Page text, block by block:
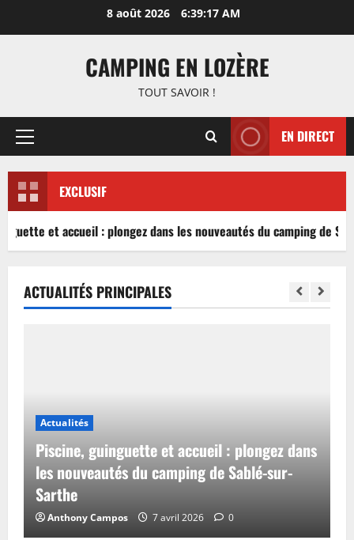
8 août 2026 6:39:17 AM
CAMPING EN LOZÈRE
TOUT SAVOIR !
Menu
EN DIRECT
EXCLUSIF
et accueil : plongez dans les nouveautés du camping de
ACTUALITÉS PRINCIPALES
Actualités
Piscine, guinguette et accueil : plongez dans
les nouveautés du camping de Sablé-sur-
Sarthe
Anthony Campos 7 avril 2026 0